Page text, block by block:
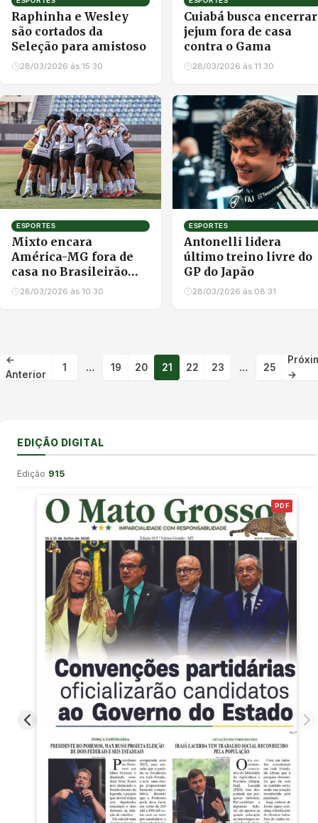
Raphinha e Wesley
são cortados da
Seleção para amistoso
28/03/2026 às 15:30
Cuiabá busca encerrar
jejum fora de casa
contra o Gama
28/03/2026 às 11:30
ESPORTES
Mixto encara
América-MG fora de
casa no Brasileirão
Feminino
28/03/2026 às 10:30
ESPORTES
Antonelli lidera
último treino livre do
GP do Japão
28/03/2026 às 08:31
←
Anterior
1 … 19 20 21 22 23 … 25
→
EDIÇÃO DIGITAL
Edição 915
PDF